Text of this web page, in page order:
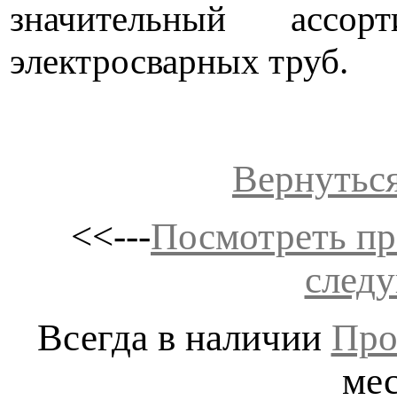
значительный
электросварных труб.
<<---Посмотреть
Всегда в наличии